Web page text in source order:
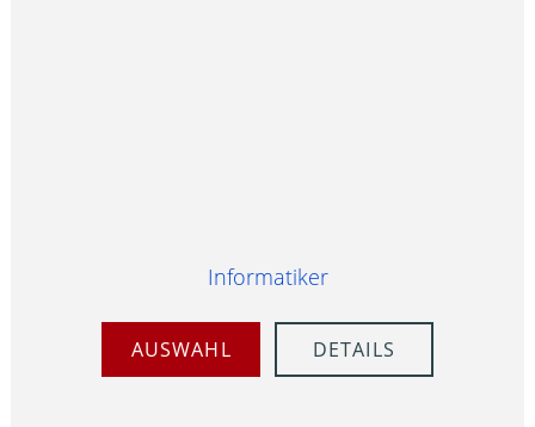
Informatiker
AUSWAHL DETAILS